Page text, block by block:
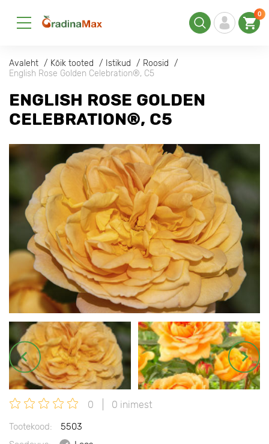
0
Avaleht Kõik tooted Istikud
Roosid
English Rose Golden Celebration®, C5
ENGLISH ROSE GOLDEN
CELEBRATION®, C5
0 0 inimest
Tootekood:
5503